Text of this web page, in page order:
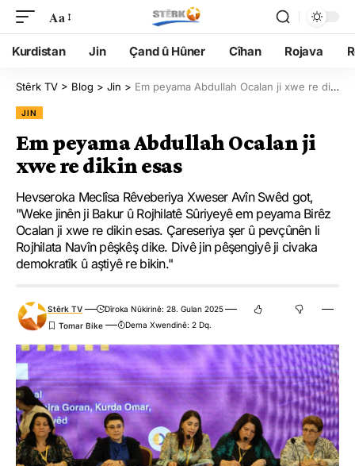
Aa
Kurdistan Jin Çand û Hûner Cîhan Rojava
Stêrk TV > Blog > Jin > Em peyama Abdullah Ocalan ji xwe re dikin esas
JIN
Em peyama Abdullah Ocalan ji
xwe re dikin esas
Hevseroka Meclîsa Rêveberiya Xweser Avîn Swêd got,
"Weke jinên ji Bakur û Rojhilatê Sûriyeyê em peyama Birêz
Ocalan ji xwe re dikin esas. Çareseriya şer û pevçûnên li
Rojhilata Navîn pêşkêş dike. Divê jin pêşengiyê ji civaka
demokratîk û aştiyê re bikin."
Stêrk TV
Dîroka Nûkirinê: 28. Gulan 2025
Dema Xwendinê: 2 Dq.